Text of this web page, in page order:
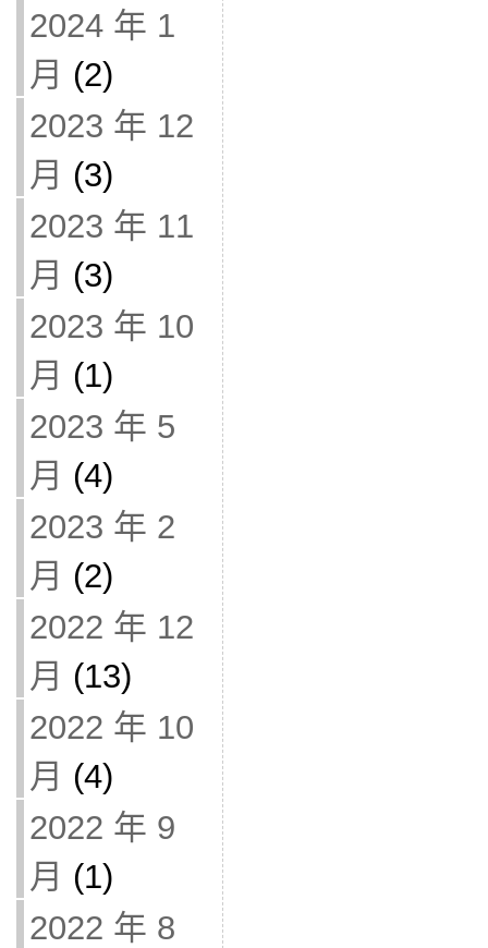
2024 年 1
月 (2)
2023 年 12
月 (3)
2023 年 11
月 (3)
2023 年 10
月 (1)
2023 年 5
月 (4)
2023 年 2
月 (2)
2022 年 12
月 (13)
2022 年 10
月 (4)
2022 年 9
月 (1)
2022 年 8